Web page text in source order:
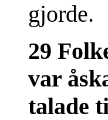
gjorde.
29
var
talade